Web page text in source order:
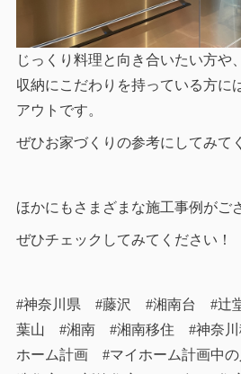
じっくり料理と向き合いたい方や
収納にこだわりを持っている方に
アウトです。
ぜひお家づくりの参考にしてみて
ほかにもさまざまな施工事例がご
ぜひチェックしてみてください！
#神奈川県 #藤沢 #湘南台 #
葉山 #湘南 #湘南移住 #神奈川
ホーム計画 #マイホーム計画中